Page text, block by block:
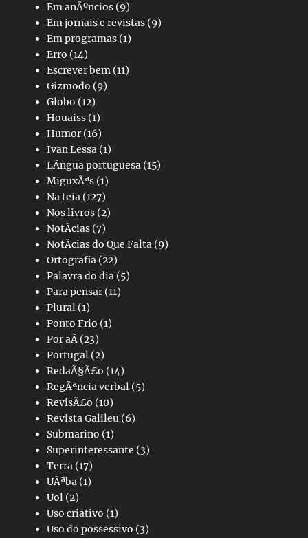
Em anÃºncios (9)
Em jornais e revistas (9)
Em programas (1)
Erro (14)
Escrever bem (11)
Gizmodo (9)
Globo (12)
Houaiss (1)
Humor(16)
Ivan Lessa (1)
LÃ­ngua portuguesa (15)
MiguxÃªs (1)
Na teia (127)
Nos livros (2)
NotÃ­cias (7)
NotÃ­cias do Que Falta (9)
Ortografia (22)
Palavra do dia (5)
Para pensar(11)
Plural (1)
Ponto Frio (1)
Por aÃ­ (23)
Portugal (2)
RedaÃ§Ã£o (14)
RegÃªncia verbal (5)
RevisÃ£o (10)
Revista Galileu (6)
Submarino (1)
Superinteressante (3)
Terra (17)
UÃªba (1)
Uol (2)
Uso criativo (1)
Uso do possessivo (3)